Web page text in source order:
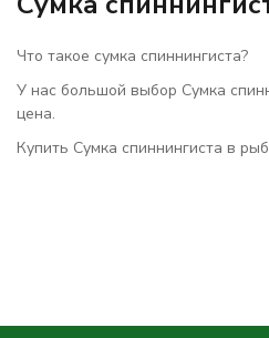
Что такое сумка спиннингиста?
У нас большой выбор Сумка
цена.
Купить Сумка спиннингиста в